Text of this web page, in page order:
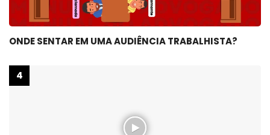
ONDE SENTAR EM UMA AUDIÊNCIA TRABALHISTA?